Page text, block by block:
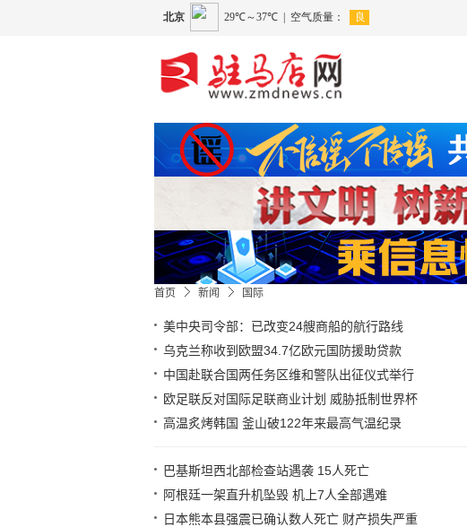
首页 新闻 国际
美中央司令部：已改变24艘商船的航行路线
乌克兰称收到欧盟34.7亿欧元国防援助贷款
中国赴联合国两任务区维和警队出征仪式举行
欧足联反对国际足联商业计划 威胁抵制世界杯
高温炙烤韩国 釜山破122年来最高气温纪录
巴基斯坦西北部检查站遇袭 15人死亡
阿根廷一架直升机坠毁 机上7人全部遇难
日本熊本县强震已确认数人死亡 财产损失严重